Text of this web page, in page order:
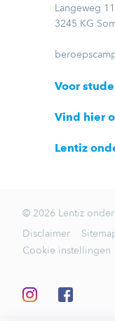
Langeweg
3245 KG
Voor
Vind hier
Lentiz
© 2026 Lentiz
Disclaimer
Cookie instellingen